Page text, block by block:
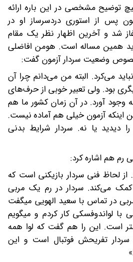
توضیح مشخصی در این باره ارائه
پس از استوری دردسرساز او در
شد و آخرین اظهار نظر یک مقام
همین مساله است. هومن افاضلی
وضعیت سردار آزمون گفت:
می‌کرد. البته من می‌دانم چرا آن
بود. ولی تعبیر خوبی از حرف‌های
وجود آورد. در آن زمان کشور ما هم
آزمون خیلی هم آماده نیست.
را دیدید یا نه. سردار شرایط بدنی
رم هم اشاره کرد:
از لحاظ فنی سردار بازیکنی است که
کمک می‌کند. سردار در رم یک مربی
در تماس با سعید الهویی میگفت
لواندوفسکی کار کردم و میگویم
است. این را هم گفت که لوا همه
تفریحش فوتبال است و این